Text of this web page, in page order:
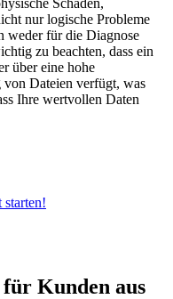
Schäden,
nur logische Probleme
weder für die Diagnose
zu beachten, dass ein
über eine hohe
von Dateien verfügt, was
Ihre wertvollen Daten
starten!
Kunden aus